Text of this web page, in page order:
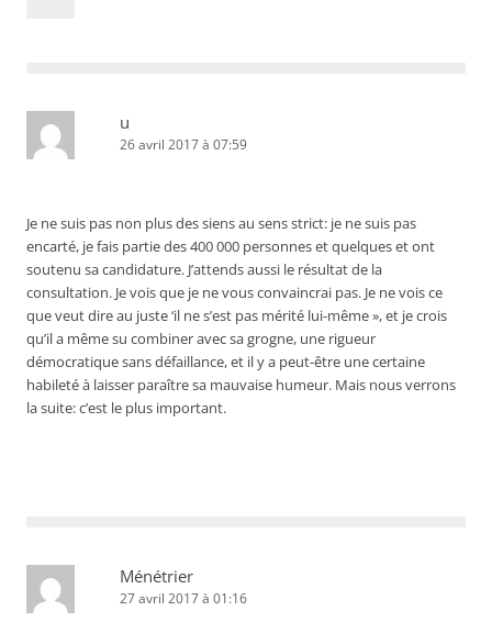
u
26 avril 2017 à 07:59
Je ne suis pas non plus des siens au sens strict: je ne suis pas
encarté, je fais partie des 400 000 personnes et quelques et ont
soutenu sa candidature. J’attends aussi le résultat de la
consultation. Je vois que je ne vous convaincrai pas. Je ne vois ce
que veut dire au juste ‘il ne s’est pas mérité lui-même », et je crois
qu’il a même su combiner avec sa grogne, une rigueur
démocratique sans défaillance, et il y a peut-être une certaine
habileté à laisser paraître sa mauvaise humeur. Mais nous verrons
la suite: c’est le plus important.
Ménétrier
27 avril 2017 à 01:16